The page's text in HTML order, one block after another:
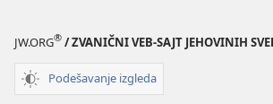
JW.ORG® / ZVANIČNI VEB-SAJT JEHOVINIH
Podešavanje izgleda